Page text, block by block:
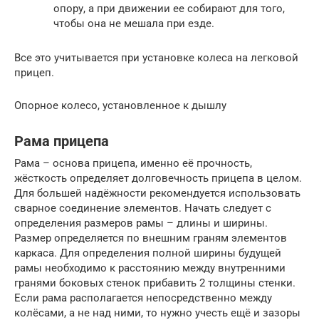
опору, а при движении ее собирают для того,
чтобы она не мешала при езде.
Все это учитывается при установке колеса на легковой
прицеп.
Опорное колесо, установленное к дышлу
Рама прицепа
Рама – основа прицепа, именно её прочность,
жёсткость определяет долговечность прицепа в целом.
Для большей надёжности рекомендуется использовать
сварное соединение элементов. Начать следует с
определения размеров рамы – длины и ширины.
Размер определяется по внешним граням элементов
каркаса. Для определения полной ширины будущей
рамы необходимо к расстоянию между внутренними
гранями боковых стенок прибавить 2 толщины стенки.
Если рама располагается непосредственно между
колёсами, а не над ними, то нужно учесть ещё и зазоры